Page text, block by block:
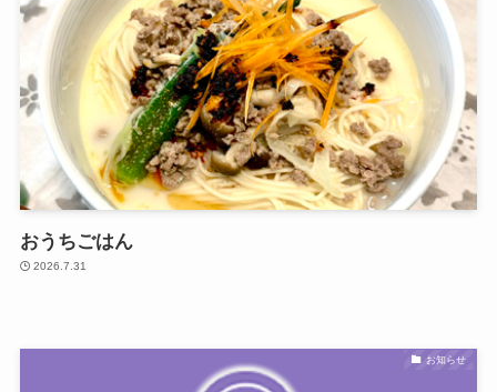
おうちごはん
2026.7.31
お知らせ